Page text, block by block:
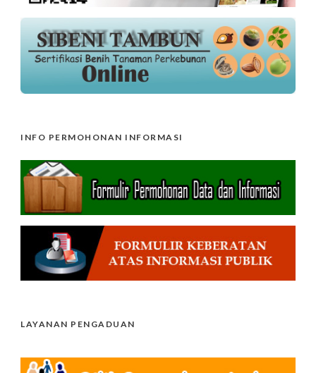
INFO PERMOHONAN INFORMASI
LAYANAN PENGADUAN